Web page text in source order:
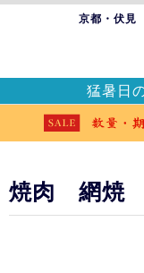
京都・伏見
猛暑日
焼肉 網焼